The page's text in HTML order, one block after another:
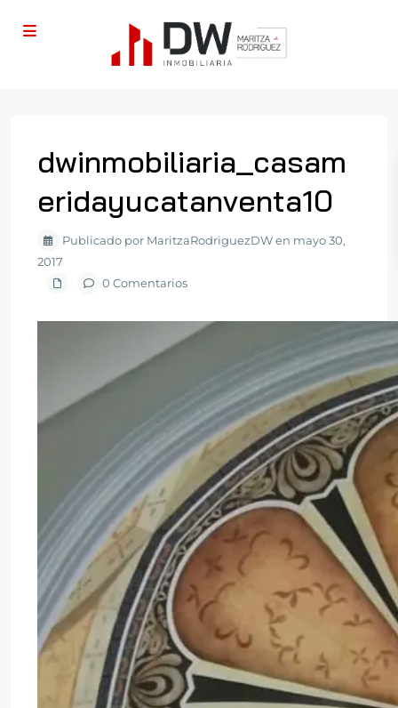
dwinmobiliaria_casam
eridayucatanventa10
Publicado por MaritzaRodriguezDW en mayo 30,
2017
0 Comentarios